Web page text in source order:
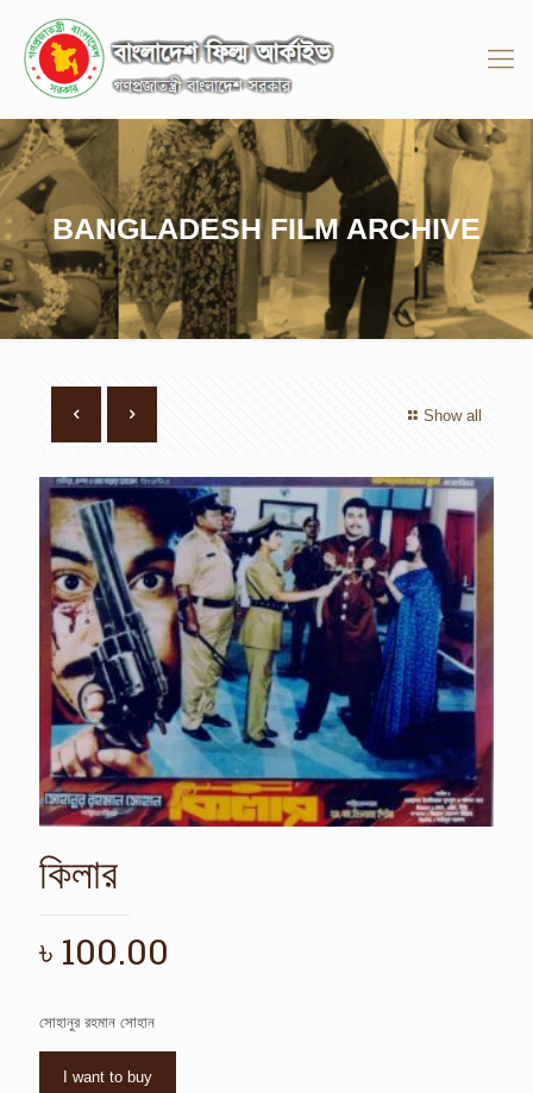
BANGLADESH FILM ARCHIVE
Show all
কিলার
৳ 100.00
সোহানুর রহমান সোহান
I want to buy